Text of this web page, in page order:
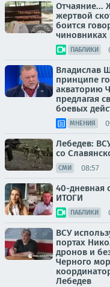
Отчаяние...
жертвой
боится
ПАБЛИКИ
Владислав
принципе
акваторию
предлагая
боевых
МНЕНИЯ
Лебедев:
со
СМИ 08:57
40-дневная
ИТОГИ
ПАБЛИКИ
ВСУ
портах
дронов и
Черного
Лебедев